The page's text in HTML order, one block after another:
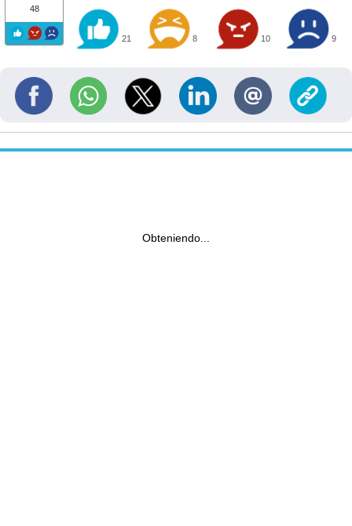
48
21 8 10 9
Obteniendo...